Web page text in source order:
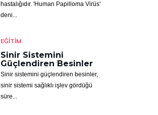
hastalığıdır. 'Human Papilloma Virüs'
deni...
EĞITIM
Sinir Sistemini
Güçlendiren Besinler
Sinir sistemini güçlendiren besinler,
sinir sistemi sağlıklı işlev gördüğü
süre...